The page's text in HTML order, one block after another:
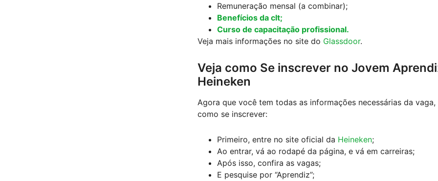
Remuneração mensal (a combinar);
Benefícios da clt;
Curso de capacitação profissional.
Veja mais informações no site do Glassdoor.
Veja como Se inscrever no Jovem
Heineken
Agora que você tem todas as informações necessárias da vaga,
como se inscrever:
Primeiro, entre no site oficial da Heineken;
Ao entrar, vá ao rodapé da página, e vá em carreiras;
Após isso, confira as vagas;
E pesquise por “Aprendiz”;